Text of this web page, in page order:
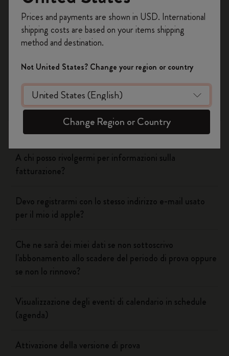
Flow
Page camera
Timepage
A chi posso rivolgermi per informazioni sulla
fatturazione?
Devo registrarmi con lo stesso indirizzo e-mail usato
per il mio id apple?
Che ne sarà dei miei dati se non sottoscrivo
l'abbonamento allo scadere del periodo di prova oppure
se non lo rinnovo?
Visualizzazione degli eventi di calendario in schedule
(agenda)
Attivazione della versione di prova
spedizione gratuita sul tuo primo ordine
usando il codiceWELCOME10.
Crea un account Moleskine per avere accesso
ad offerte, vantaggi e tanta ispirazione.
Registrati!
Prices and payments are shown in USD. International
shipping costs are based on your items shipping
method and destination.
Not United States? Change your region or country
Change Region or Country